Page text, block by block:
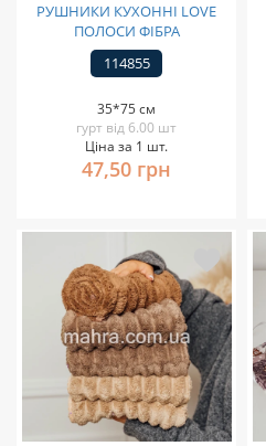
РУШНИКИ КУХОННІ LOVE
ПОЛОСИ ФІБРА
114855
35*75 см
гурт від 6.00 шт
Ціна за 1 шт.
47,50 грн